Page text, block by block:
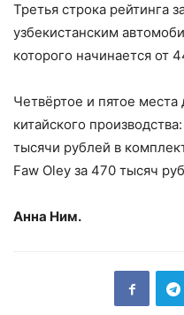
Третья строка рейтинга
узбекистанским
которого начинается от
Четвёртое и пятое
китайского
тысячи рублей в
Faw Oley за 470 тысяч
Анна Ним.